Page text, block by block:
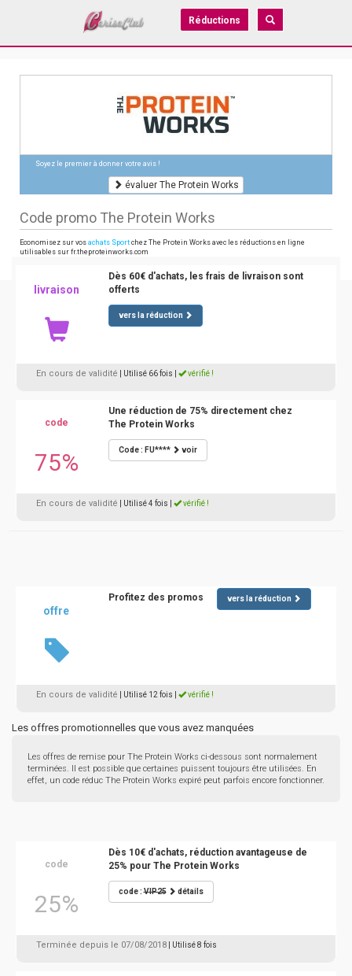
Réductions
Soyez le premier à donner votre avis !
évaluer The Protein Works
Code promo The Protein Works
Economisez sur vos achats Sport chez The Protein Works avec les réductions en ligne
utilisables sur fr.theproteinworks.com
livraison
Dès 60€ d'achats, les frais de livraison sont
offerts
vers la réduction
En cours de validité | Utilisé 66 fois vérifié !
code
75%
Une réduction de 75% directement chez
The Protein Works
Code : FU**** voir
En cours de validité | Utilisé 4 fois vérifié !
offre
Profitez des promos vers la réduction
En cours de validité | Utilisé 12 fois vérifié !
Les offres promotionnelles que vous avez manquées
Les offres de remise pour The Protein Works ci-dessous sont normalement
terminées. Il est possible que certaines puissent toujours être utilisées. En
effet, un code réduc The Protein Works expiré peut parfois encore fonctionner.
code
25%
Dès 10€ d'achats, réduction avantageuse de
25% pour The Protein Works
code :VIP25 détails
Terminée depuis le 07/08/2018 | Utilisé 8 fois